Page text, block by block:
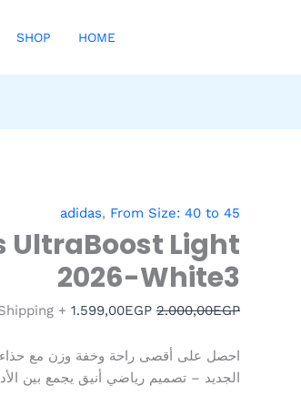
HOME
SHOP
adidas, From Size: 40 to 45
UltraBoost Light
2026-White3
2.000,00EGP
السعر
هو:
2.000,00EGP.
1.599,00EGP
السعر
الحالي
هو:
1.599,00EGP.
+ Free Shipping
الجديد – تصميم رياضي أنيق يجمع بين
كمية
Adidas
UltraBoost
Light
White3